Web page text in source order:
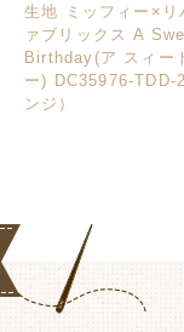
生地 ミッフィー×リ
ァブリックス A
Birthday(ア スィー
ー) DC35976-TDD-
ンジ）